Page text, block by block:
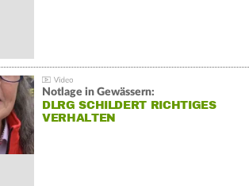
Notlage in Gewässern:
DLRG SCHILDERT RICHTIGES
VERHALTEN